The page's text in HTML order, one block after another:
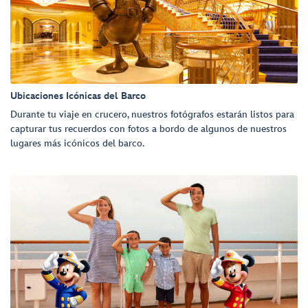
Ubicaciones Icónicas del Barco
Durante tu viaje en crucero, nuestros fotógrafos estarán listos para
capturar tus recuerdos con fotos a bordo de algunos de nuestros
lugares más icónicos del barco.